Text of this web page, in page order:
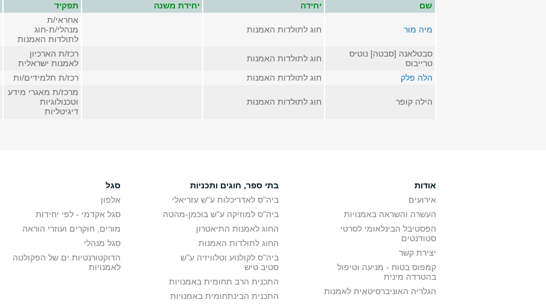
שם יחידה יחידת משנה תפקיד
מיה מור חוג לתולדות האמנות
אחראי/ת
מנהלי/ת-חוג
לתולדות האמנות
סבטלאנה [סבטה] נוטיס
טרייבוס
חוג לתולדות האמנות
רכז/ת הארכיון
לאמנות ישראלית
הלה פלק
חוג לתולדות האמנות רכז/ת תלמידים/ות
הילה קופר חוג לתולדות האמנות
מרכז/ת מאגרי מידע
וטכנולוגיות
דיגיטליות
אודות
אירועים
העשרה והשראה באמנויות
הפסטיבל הבינלאומי לסרטי
סטודנטים
יצירת קשר
קמפוס בטוח - מניעה וטיפול
בהטרדה מינית
הגלריה האוניברסיטאית לאמנות
בתי ספר, חוגים ותכניות
ביה"ס לאדריכלות ע"ש עזריאלי
ביה"ס למוזיקה ע"ש בוכמן-מהטה
החוג לאמנות התיאטרון
החוג לתולדות האמנות
ביה"ס לקולנוע וטלוויזיה ע"ש
סטיב טיש
התכנית הרב תחומית באמנויות
התכנית הבינתחומית באמנויות
סגל
אלפון
סגל אקדמי - לפי יחידות
מורים, חוקרים ועוזרי הוראה
סגל מנהלי
הדוקטורנטיות.ים של הפקולטה
לאמנויות